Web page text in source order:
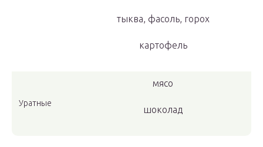
тыква, фасоль, горох
картофель
Уратные
мясо
шоколад